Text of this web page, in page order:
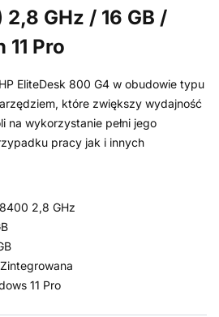
GHz / 16 GB /
Pro
EliteDesk 800 G4 w obudowie typu
które zwiększy wydajność
na wykorzystanie pełni jego
pracy jak i innych
2,8 GHz
Zintegrowana
11 Pro